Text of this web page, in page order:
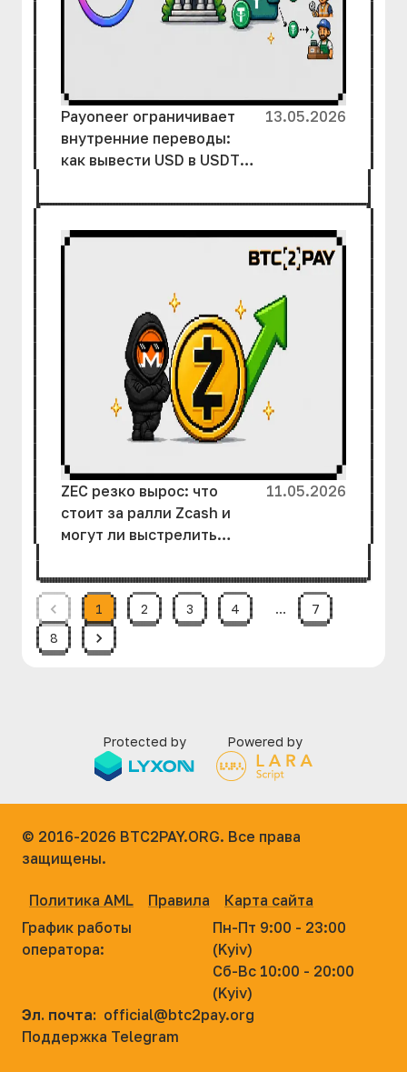
Payoneer ограничивает
внутренние переводы:
как вывести USD в USDT
простоев
13.05.2026
ZEC резко вырос: что
стоит за ралли Zcash и
могут ли выстрелить
монеты
11.05.2026
1 2 3 4 …
7
8
Protected by Powered by
© 2016-2026 BTC2PAY.ORG. Все права
защищены.
Политика AML Правила
Карта сайта
График работы
оператора:
Пн-Пт 9:00 - 23:00
(Kyiv)
Сб-Вс 10:00 - 20:00
(Kyiv)
Эл. почта: official@btc2pay.org
Поддержка Telegram